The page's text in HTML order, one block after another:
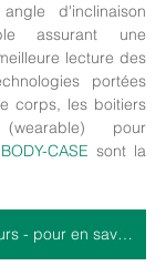
d'inclinaison
assurant une
lecture des
portées
corps, les boitiers
pour
BODY-CASE sont la
Boitiers IIoT/de capteurs - pour en savoir plus ...